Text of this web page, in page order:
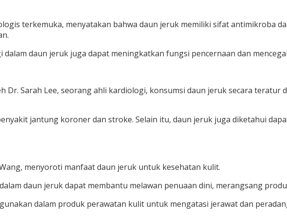
terkemuka, menyatakan bahwa daun jeruk memiliki sifat antimikroba
daun jeruk juga dapat meningkatkan fungsi pencernaan dan
Dr. Sarah Lee, seorang ahli kardiologi, konsumsi daun jeruk secara
jantung koroner dan stroke. Selain itu, daun jeruk juga diketahui
menyoroti manfaat daun jeruk untuk kesehatan kulit.
daun jeruk dapat membantu melawan penuaan dini, merangsang
dalam produk perawatan kulit untuk mengatasi jerawat dan